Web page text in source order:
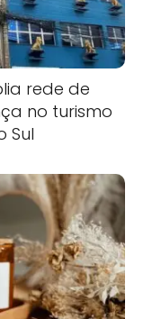
rede de
no turismo
Sul